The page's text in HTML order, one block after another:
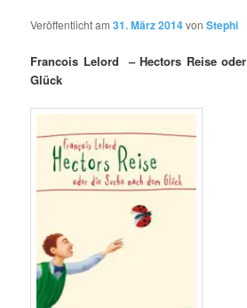
Veröffentlicht am31. März 2014vonStephi
Francois Lelord – Hectors Reise
Glück